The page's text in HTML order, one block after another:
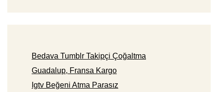
Bedava Tumblr Takipçi Çoğaltma
Guadalup, Fransa Kargo
Igtv Beğeni Atma Parasız